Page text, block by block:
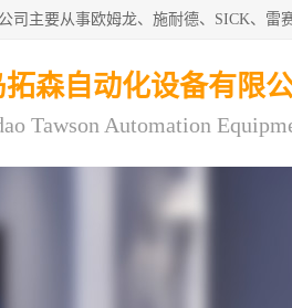
司主要从事欧姆龙、施耐德、SICK、雷
拓森自动化设备有限
Tawson Automation